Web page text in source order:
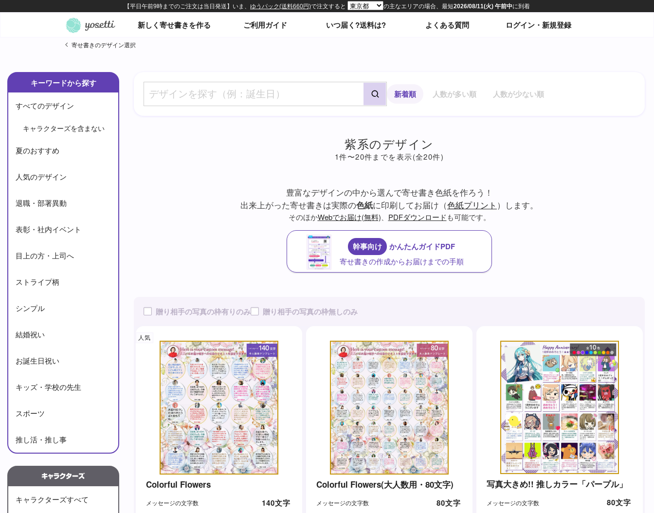
新しく寄せ書きを作る ご利用ガイド いつ届く?送料は? よくある質問 ログイン・新規登録
寄せ書きのデザイン選択
キーワードから探す
すべてのデザイン
キャラクターズを含まない
夏のおすすめ
人気のデザイン
退職・部署異動
表彰・社内イベント
目上の方・上司へ
ストライプ柄
シンプル
結婚祝い
お誕生日祝い
キッズ・学校の先生
スポーツ
推し活・推し事
キャラクターズすべて
新着順 人数が多い順 人数が少ない順
紫系のデザイン
1件〜20件までを表示(全20件)
豊富なデザインの中から選んで寄せ書き色紙を作ろう！
出来上がった寄せ書きは実際の色紙に印刷してお届け（色紙プリント ）します。
そのほかWebでお届け(無料) PDFダウンロード も可能です。
幹事向け かんたんガイドPDF
寄せ書きの作成からお届けまでの手順
贈り相手の写真の枠有りのみ 贈り相手の写真の枠無しのみ
人気
Colorful Flowers
メッセージの文字数 140文字
Colorful Flowers(大人数用・80文字)
メッセージの文字数 80文字
写真大きめ!! 推しカラー「パープル」
メッセージの文字数 80文字